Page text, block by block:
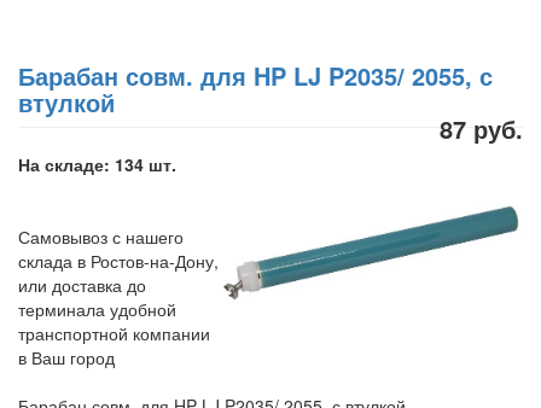
Барабан совм. для HP LJ P2035/ 2055, с
втулкой
87 руб.
На складе: 134 шт.
Самовывоз с нашего
склада в Ростов-на-Дону,
или доставка до
терминала удобной
транспортной компании
в Ваш город